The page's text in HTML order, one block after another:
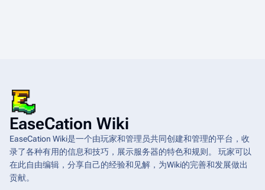
EaseCation Wiki
EaseCation Wiki是一个由玩家和管理员共同创建和管理的平台，收
录了各种有用的信息和技巧，展示服务器的特色和规则。 玩家可以
在此自由编辑，分享自己的经验和见解，为Wiki的完善和发展做出
贡献。